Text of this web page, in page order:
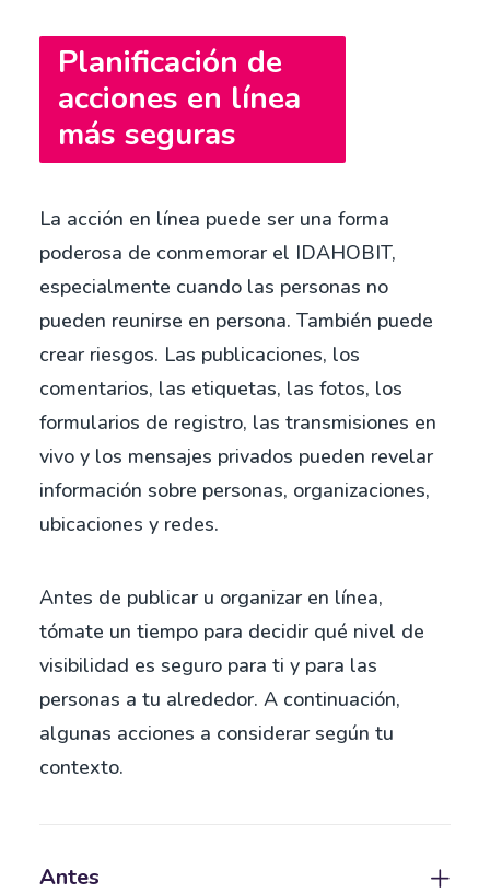
Planificación de
acciones en línea
más seguras
La acción en línea puede ser una forma
poderosa de conmemorar el IDAHOBIT,
especialmente cuando las personas no
pueden reunirse en persona. También puede
crear riesgos. Las publicaciones, los
comentarios, las etiquetas, las fotos, los
formularios de registro, las transmisiones en
vivo y los mensajes privados pueden revelar
información sobre personas, organizaciones,
ubicaciones y redes.
Antes de publicar u organizar en línea,
tómate un tiempo para decidir qué nivel de
visibilidad es seguro para ti y para las
personas a tu alrededor. A continuación,
algunas acciones a considerar según tu
contexto.
Antes